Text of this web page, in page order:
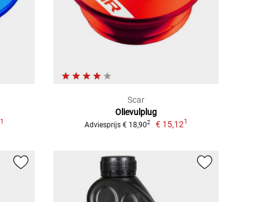
1
Scar
Olievulplug
Adviesprijs € 18,902 € 15,121